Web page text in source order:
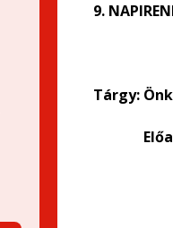
9.
Tárgy: